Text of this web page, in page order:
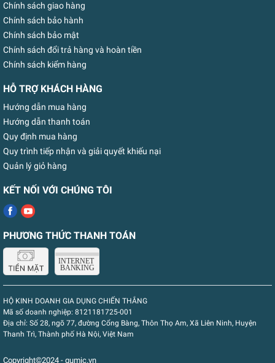
Chính sách giao hàng
Chính sách bảo hành
Chính sách bảo mật
Chính sách đổi trả hàng và hoàn tiền
Chính sách kiểm hàng
HỖ TRỢ KHÁCH HÀNG
Hướng dẫn mua hàng
Hướng dẫn thanh toán
Quy định mua hàng
Quy trình tiếp nhận và giải quyết khiếu nại
Quản lý giỏ hàng
KẾT NỐI VỚI CHÚNG TÔI
PHƯƠNG THỨC THANH TOÁN
HỘ KINH DOANH GIA DỤNG CHIẾN THẮNG
Mã số doanh nghiệp: 8121181725-001
Địa chỉ: Số 28, ngõ 77, đường Cổng Bàng, Thôn Thọ Am, Xã Liên Ninh, Huyện
Thanh Trì, Thành phố Hà Nội, Việt Nam
Copyright©2024 - gumic.vn